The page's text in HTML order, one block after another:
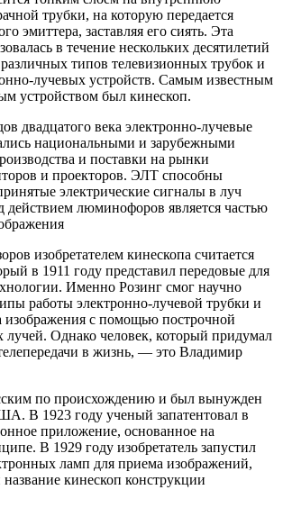
трубки, на которую передается
эмиттера, заставляя его сиять. Эта
в течение нескольких десятилетий
типов телевизионных трубок и
лучевых устройств. Самым известным
устройством был кинескоп.
двадцатого века электронно-лучевые
национальными и зарубежными
и поставки на рынки
и проекторов. ЭЛТ способны
электрические сигналы в луч
действием люминофоров является частью
изобретателем кинескопа считается
в 1911 году представил передовые для
Именно Розинг смог научно
работы электронно-лучевой трубки и
изображения с помощью построчной
лучей. Однако человек, который придумал
в жизнь, — это Владимир
по происхождению и был вынужден
В 1923 году ученый запатентовал в
приложение, основанное на
В 1929 году изобретатель запустил
ламп для приема изображений,
кинескоп конструкции